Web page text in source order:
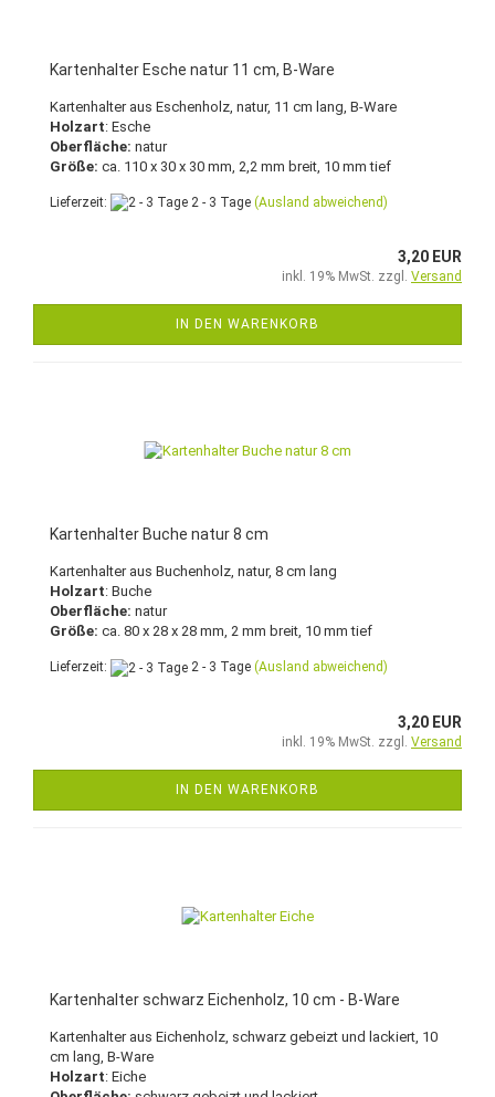
Kartenhalter Esche natur 11 cm, B-Ware
Kartenhalter aus Eschenholz, natur, 11 cm lang, B-Ware
Holzart: Esche
Oberfläche: natur
Größe: ca. 110 x 30 x 30 mm, 2,2 mm breit, 10 mm tief
Lieferzeit: 2 - 3 Tage (Ausland abweichend)
3,20 EUR
inkl. 19% MwSt. zzgl. Versand
IN DEN WARENKORB
Kartenhalter Buche natur 8 cm
Kartenhalter aus Buchenholz, natur, 8 cm lang
Holzart: Buche
Oberfläche: natur
Größe: ca. 80 x 28 x 28 mm, 2 mm breit, 10 mm tief
Lieferzeit: 2 - 3 Tage (Ausland abweichend)
3,20 EUR
inkl. 19% MwSt. zzgl. Versand
IN DEN WARENKORB
Kartenhalter schwarz Eichenholz, 10 cm - B-Ware
Kartenhalter aus Eichenholz, schwarz gebeizt und lackiert, 10
cm lang, B-Ware
Holzart: Eiche